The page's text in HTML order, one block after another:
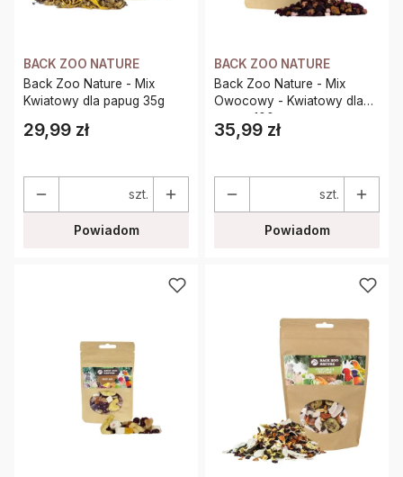
BACK ZOO NATURE
Back Zoo Nature - Mix
Kwiatowy dla papug 35g
Cena
29,99 zł
szt.
Powiadom
BACK ZOO NATURE
Back Zoo Nature - Mix
Owocowy - Kwiatowy dla
papug 100g
Cena
35,99 zł
szt.
Powiadom